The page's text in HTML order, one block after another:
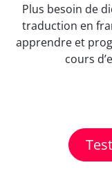
Plus besoin de
traduction en
apprendre et
cours